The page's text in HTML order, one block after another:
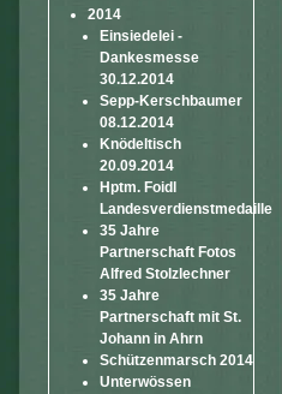
2014
Einsiedelei -
Dankesmesse
30.12.2014
Sepp-Kerschbaumer
08.12.2014
Knödeltisch
20.09.2014
Hptm. Foidl
Landesverdienstmedaille
35 Jahre
Partnerschaft Fotos
Alfred Stolzlechner
35 Jahre
Partnerschaft mit St.
Johann in Ahrn
Schützenmarsch 2014
Unterwössen